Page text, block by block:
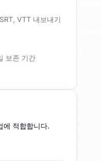
VTT 내보내기
보존 기간
에 적합합니다.